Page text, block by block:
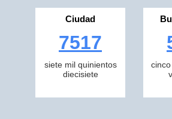
Ciudad
7517
siete mil quinientos
diecisiete